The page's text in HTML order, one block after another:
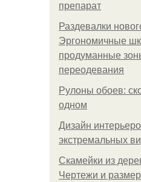
препарат
Раздевалки
Эргономичные
продуманные
переодевания
Рулоны обоев:
одном
Дизайн
экстремальных
Скамейки из
Чертежи и